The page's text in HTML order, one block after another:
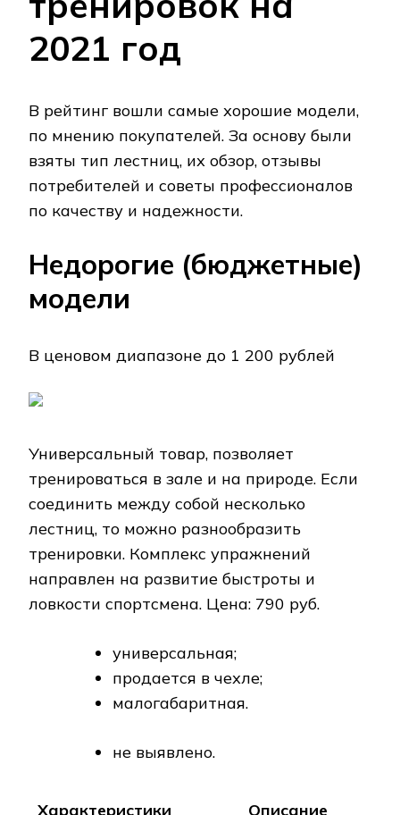
2021 год
В рейтинг вошли самые хорошие модели,
по мнению покупателей. За основу были
взяты тип лестниц, их обзор, отзывы
потребителей и советы профессионалов
по качеству и надежности.
Недорогие (бюджетные)
модели
В ценовом диапазоне до 1 200 рублей
Универсальный товар, позволяет
тренироваться в зале и на природе. Если
соединить между собой несколько
лестниц, то можно разнообразить
тренировки. Комплекс упражнений
направлен на развитие быстроты и
ловкости спортсмена. Цена: 790 руб.
универсальная;
продается в чехле;
малогабаритная.
не выявлено.
Характеристики Описание